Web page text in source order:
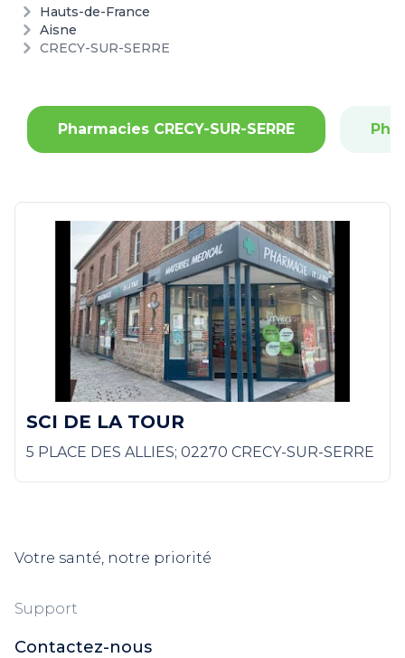
Hauts-de-France
Aisne
CRECY-SUR-SERRE
Pharmacies CRECY-SUR-SERRE
SCI DE LA TOUR
5 PLACE DES ALLIES; 02270 CRECY-SUR-SERRE
Votre santé, notre priorité
Support
Contactez-nous